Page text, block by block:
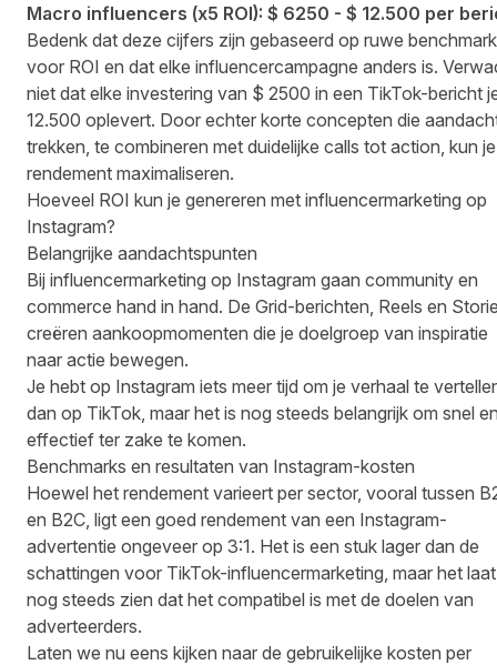
Macro influencers (x5 ROI): $ 6250 - $ 12.500 per
Bedenk dat deze cijfers zijn gebaseerd op ruwe
voor ROI en dat elke influencercampagne anders is.
niet dat elke investering van $ 2500 in een TikTok-bericht
12.500 oplevert. Door echter korte concepten die
trekken, te combineren met duidelijke calls tot action, kun
rendement maximaliseren.
Hoeveel ROI kun je genereren met influencermarketing op
Instagram?
Belangrijke aandachtspunten
Bij influencermarketing op Instagram gaan community en
commerce hand in hand. De Grid-berichten, Reels en
creëren aankoopmomenten die je doelgroep van inspiratie
naar actie bewegen.
Je hebt op Instagram iets meer tijd om je verhaal te
dan op TikTok, maar het is nog steeds belangrijk om snel
effectief ter zake te komen.
Benchmarks en resultaten van Instagram-kosten
Hoewel het rendement varieert per sector, vooral tussen
en B2C, ligt een goed rendement van een Instagram-
advertentie ongeveer op 3:1. Het is een stuk lager dan de
schattingen voor TikTok-influencermarketing, maar het laat
nog steeds zien dat het compatibel is met de doelen van
adverteerders.
Laten we nu eens kijken naar de gebruikelijke kosten per